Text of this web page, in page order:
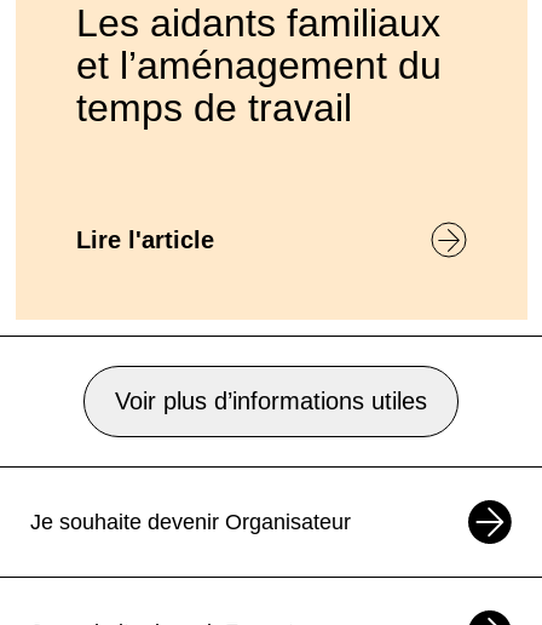
Les aidants familiaux
et l’aménagement du
temps de travail
Lire l'article
Voir plus d’informations utiles
Je souhaite devenir Organisateur